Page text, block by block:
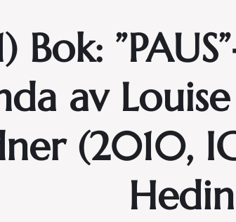
Bok:
av
(2010,
Hedin